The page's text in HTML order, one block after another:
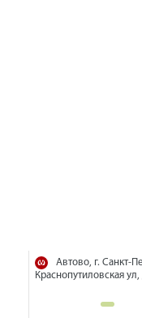
Автово, г. Санкт-
Краснопутиловская